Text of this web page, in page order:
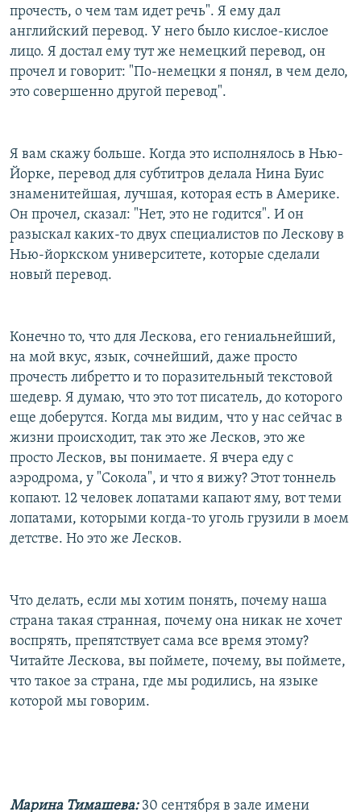
прочесть, о чем там идет речь". Я ему дал
английский перевод. У него было кислое-кислое
лицо. Я достал ему тут же немецкий перевод, он
прочел и говорит: "По-немецки я понял, в чем дело,
это совершенно другой перевод".
Я вам скажу больше. Когда это исполнялось в Нью-
Йорке, перевод для субтитров делала Нина Буис
знаменитейшая, лучшая, которая есть в Америке.
Он прочел, сказал: "Нет, это не годится". И он
разыскал каких-то двух специалистов по Лескову в
Нью-йоркском университете, которые сделали
новый перевод.
Конечно то, что для Лескова, его гениальнейший,
на мой вкус, язык, сочнейший, даже просто
прочесть либретто и то поразительный текстовой
шедевр. Я думаю, что это тот писатель, до которого
еще доберутся. Когда мы видим, что у нас сейчас в
жизни происходит, так это же Лесков, это же
просто Лесков, вы понимаете. Я вчера еду с
аэродрома, у "Сокола", и что я вижу? Этот тоннель
копают. 12 человек лопатами капают яму, вот теми
лопатами, которыми когда-то уголь грузили в моем
детстве. Но это же Лесков.
Что делать, если мы хотим понять, почему наша
страна такая странная, почему она никак не хочет
воспрять, препятствует сама все время этому?
Читайте Лескова, вы поймете, почему, вы поймете,
что такое за страна, где мы родились, на языке
которой мы говорим.
Марина Тимашева: 30 сентября в зале имени